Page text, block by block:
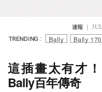
速報 ｜
TRENDING : Bally Bally
這插畫太有才
Bally百年傳奇